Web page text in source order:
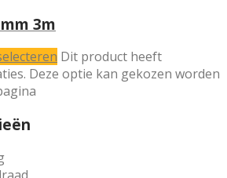
3m
Dit product heeft
Deze optie kan gekozen worden